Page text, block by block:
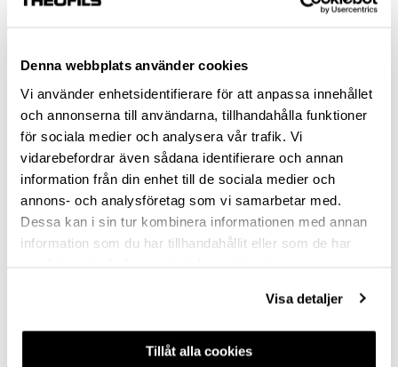
Denna webbplats använder cookies
Vi använder enhetsidentifierare för att anpassa innehållet
och annonserna till användarna, tillhandahålla funktioner
för sociala medier och analysera vår trafik. Vi
vidarebefordrar även sådana identifierare och annan
information från din enhet till de sociala medier och
annons- och analysföretag som vi samarbetar med.
Dessa kan i sin tur kombinera informationen med annan
information som du har tillhandahållit eller som de har
Visa detaljer
Tillåt alla cookies
HANDLE AVEIRO
Available in different
variants
HANDLE AVEIRO
Available in different
variants
CC320 STAINLESS